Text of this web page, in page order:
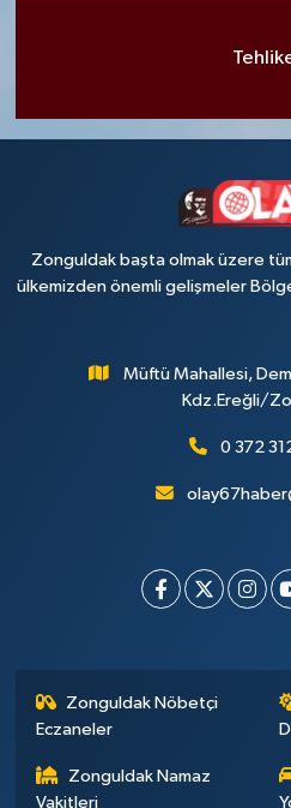
Zonguldak başta olmak üzere
ülkemizden önemli gelişmeler
Müftü Mahallesi,
Kdz.Ereğli/
0 372
Zonguldak Nöbetçi
Eczaneler
Zonguldak Namaz
Vakitleri